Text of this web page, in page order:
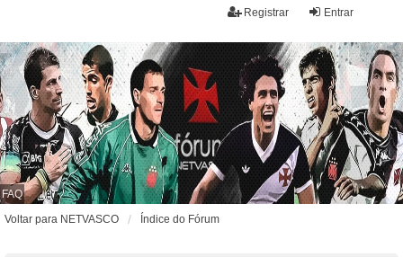
Entrar
Registrar
FAQ
Voltar para NETVASCO
Índice do Fórum